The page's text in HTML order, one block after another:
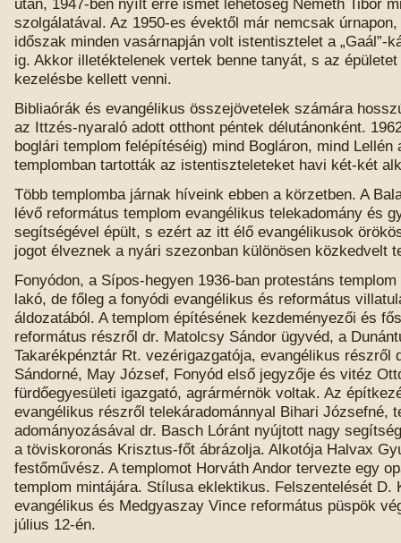
szolgálatával. Az 1950-es évektől már nemcsak
időszak minden vasárnapján volt istentisztelet a „Gaál”-
ig. Akkor illetéktelenek vertek benne tanyát, s az
kezelésbe kellett venni.
Bibliaórák és evangélikus összejövetelek számára
az Ittzés-nyaraló adott otthont péntek délutánonként.
boglári templom felépítéséig) mind Bogláron, mind Lellén
templomban tartották az istentiszteleteket havi két-két
Több templomba járnak híveink ebben a körzetben. A
lévő református templom evangélikus telekadomány és
segítségével épült, s ezért az itt élő evangélikusok
jogot élveznek a nyári szezonban különösen közkedvelt
Fonyódon, a Sípos-hegyen 1936-ban protestáns
lakó, de főleg a fonyódi evangélikus és református
áldozatából. A templom építésének kezdeményezői és
református részről dr. Matolcsy Sándor ügyvéd, a
Takarékpénztár Rt. vezérigazgatója, evangélikus részről
Sándorné, May József, Fonyód első jegyzője és vitéz
fürdőegyesületi igazgató, agrármérnök voltak. Az
evangélikus részről telekáradománnyal Bihari Józsefné,
adományozásával dr. Basch Lóránt nyújtott nagy
a töviskoronás Krisztus-főt ábrázolja. Alkotója Halvax
festőművész. A templomot Horváth Andor tervezte egy
templom mintájára. Stílusa eklektikus. Felszentelését D.
evangélikus és Medgyaszay Vince református püspök
július 12-én.